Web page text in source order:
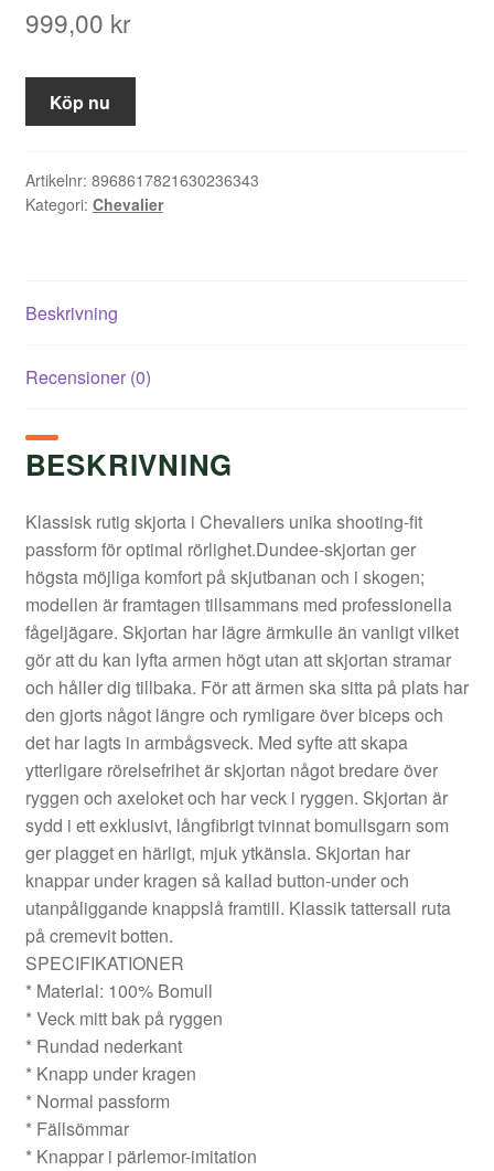
999,00 kr
Köp nu
Artikelnr: 8968617821630236343
Kategori: Chevalier
Beskrivning
Recensioner (0)
BESKRIVNING
Klassisk rutig skjorta i Chevaliers unika shooting-fit
passform för optimal rörlighet.Dundee-skjortan ger
högsta möjliga komfort på skjutbanan och i skogen;
modellen är framtagen tillsammans med professionella
fågeljägare. Skjortan har lägre ärmkulle än vanligt vilket
gör att du kan lyfta armen högt utan att skjortan stramar
och håller dig tillbaka. För att ärmen ska sitta på plats har
den gjorts något längre och rymligare över biceps och
det har lagts in armbågsveck. Med syfte att skapa
ytterligare rörelsefrihet är skjortan något bredare över
ryggen och axeloket och har veck i ryggen. Skjortan är
sydd i ett exklusivt, långfibrigt tvinnat bomullsgarn som
ger plagget en härligt, mjuk ytkänsla. Skjortan har
knappar under kragen så kallad button-under och
utanpåliggande knappslå framtill. Klassik tattersall ruta
på cremevit botten.
SPECIFIKATIONER
* Material: 100% Bomull
* Veck mitt bak på ryggen
* Rundad nederkant
* Knapp under kragen
* Normal passform
* Fällsömmar
* Knappar i pärlemor-imitation